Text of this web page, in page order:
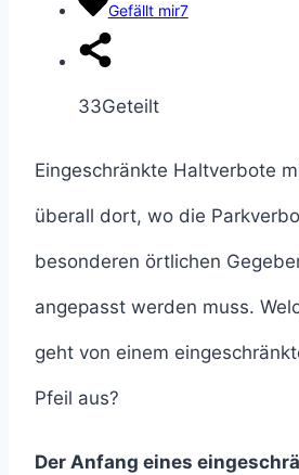
Gefällt mir7
33Geteilt
Eingeschränkte Haltverbote
überall dort, wo die
besonderen örtlichen
angepasst werden muss.
geht von einem
Pfeil aus?
Der Anfang eines